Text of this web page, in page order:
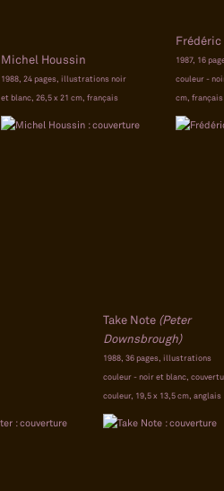
Michel Houssin
1988, 24 pages, illustrations noir
et blanc, 26,5 x 21 cm, français
1987, 16
couleur -
cm, français
Take Note (Peter
Downsbrough)
1988, 36 pages, illustrations
couleur - noir et blanc,
couleur, 19,5 x 13,5 cm, anglais